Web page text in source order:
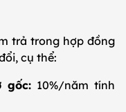
trả trong hợp đồng
cụ thể:
gốc: 10%/năm tính